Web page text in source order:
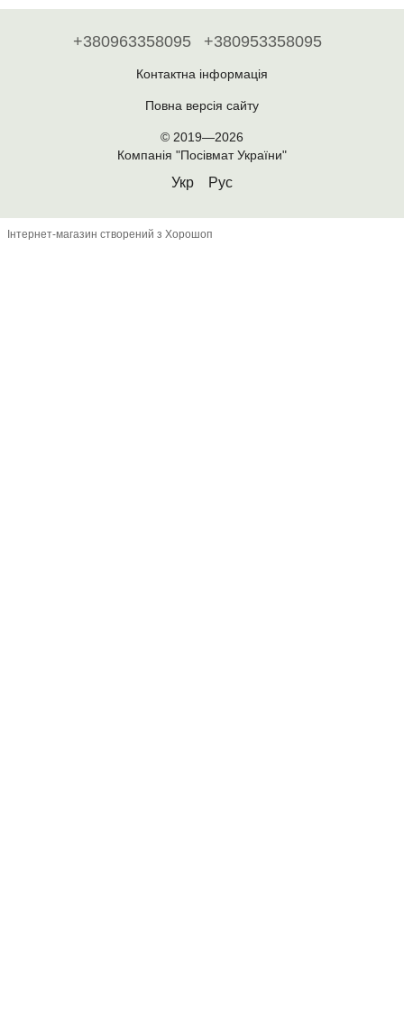
+380963358095 +380953358095
Контактна інформація
Повна версія сайту
© 2019—2026
Компанія "Посівмат України"
Укр Рус
Інтернет-магазин створений з Хорошоп